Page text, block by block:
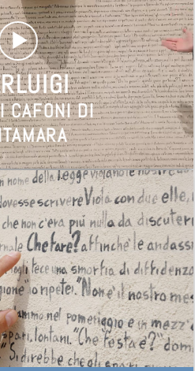
a simple
DI CORFINIO
CAFONI DI